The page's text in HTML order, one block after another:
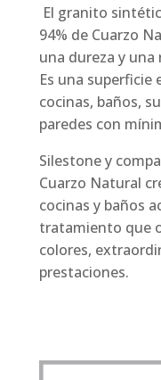
El granito
94% de Cuarzo
una dureza y
Es una superficie
cocinas, baños,
paredes con
Silestone y
Cuarzo Natural
cocinas y baños
tratamiento que
colores,
prestaciones.